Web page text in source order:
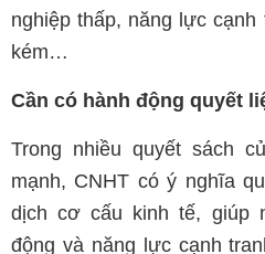
nghiệp thấp, năng lực
kém…
Cần có hành động quyết
Trong nhiều quyết sách
mạnh, CNHT có ý nghĩa
dịch cơ cấu kinh tế, giúp
động và năng lực cạnh